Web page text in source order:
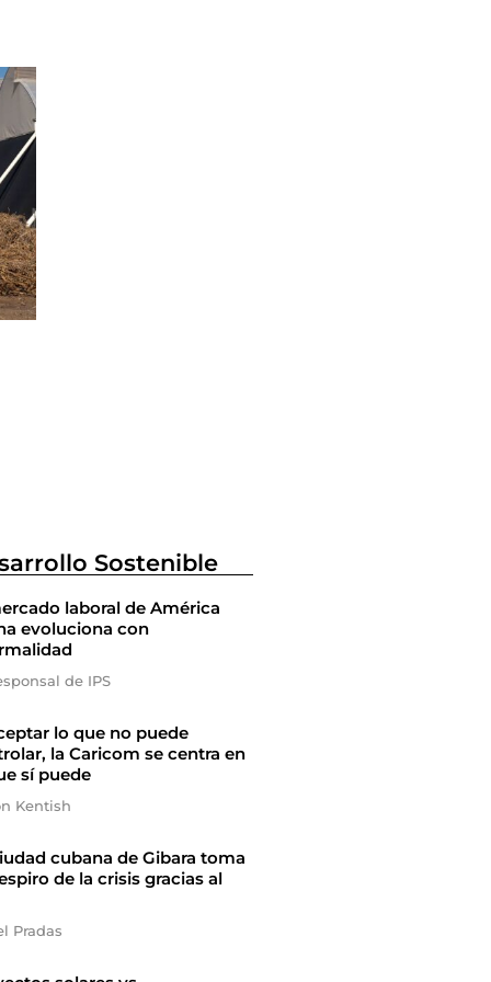
Sostenible
laboral de América
evoluciona con
de IPS
lo que no puede
la Caricom se centra en
sí puede
Kentish
cubana de Gibara toma
de la crisis gracias al
Pradas